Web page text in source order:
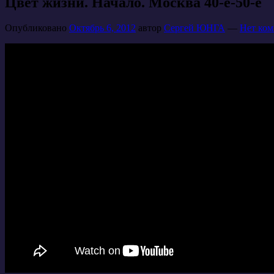
Опубликовано Октябрь 6, 2012 автор Сергей ЮНГА — Нет